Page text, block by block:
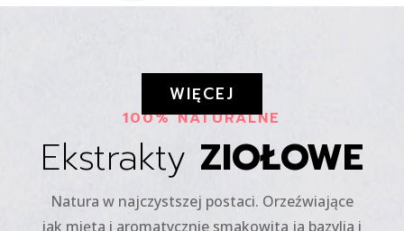
WIĘCEJ
100% NATURALNE
Ekstrakty ZIOŁOWE
Natura w najczystszej postaci. Orzeźwiające
jak mięta i aromatycznie smakowita ja bazylia i